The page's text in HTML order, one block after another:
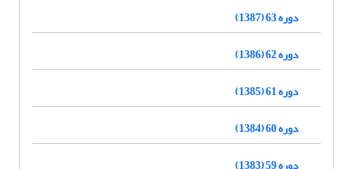
دوره 63 (1387)
دوره 62 (1386)
دوره 61 (1385)
دوره 60 (1384)